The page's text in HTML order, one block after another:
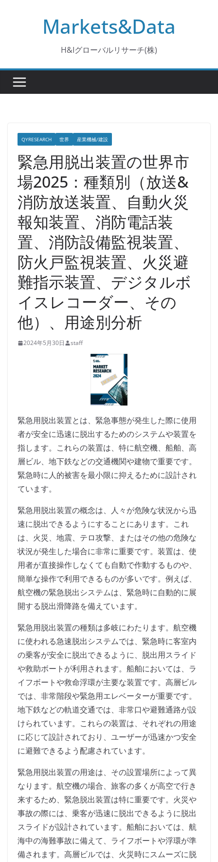
Markets&Data
H&Iグローバルリサーチ(株)
QYRESEARCH 世界 産業機械/建設
緊急用脱出装置の世界市
場2025：種類別（放送&
消防放送装置、自動火災
報知装置、消防電話装
置、消防設備監視装置、
防火戸監視装置、火災避
難指示装置、デジタルボ
イスレコーダー、その
他）、用途別分析
2024年5月30日 staff
緊急用脱出装置とは、緊急事態が発生した際に使用
者が安全に迅速に脱出するためのシステムや装置を
指します。これらの装置は、特に航空機、船舶、高
層ビル、地下鉄などの交通機関や建物で重要です。
緊急時に人的被害を最小限に抑えるために設計され
ています。
緊急用脱出装置の概念は、人々が危険な状況から迅
速に脱出できるようにすることにあります。これ
は、火災、地震、テロ攻撃、またはその他の危険な
状況が発生した場合に非常に重要です。装置は、使
用者が直接操作しなくても自動で作動するものや、
簡単な操作で利用できるものが多いです。例えば、
航空機の緊急脱出システムは、緊急時に自動的に展
開する脱出滑降路を備えています。
緊急用脱出装置の種類は多岐にわたります。航空機
に使われる急速脱出システムでは、緊急時に客室内
の乗客が安全に脱出できるように、脱出用スライド
や救助ボートが利用されます。船舶においては、ラ
イフボートや救命浮環が主要な装置です。高層ビル
では、非常階段や緊急用エレベーターが重要です。
地下鉄などの軌道交通では、非常口や避難通路が設
けられています。これらの装置は、それぞれの用途
に応じて設計されており、ユーザーが迅速かつ安全
に避難できるよう配慮されています。
緊急用脱出装置の用途は、その設置場所によって異
なります。航空機の場合、旅客の多くが高空で行き
来するため、緊急脱出装置は特に重要です。火災や
事故の際には、乗客が迅速に脱出できるように脱出
スライドが設計されています。船舶においては、航
海中の海難事故に備えて、ライフボートや浮環が準
備されます。高層ビルでは、火災時にスムーズに脱